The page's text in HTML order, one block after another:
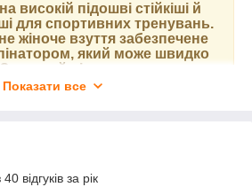
високій підошві стійкіші й
для спортивних тренувань.
жіноче взуття забезпечене
який може швидко
Зазвичай підошва
іноді зі сплаву
тому варто вибирати,
Показати все
відгуків за рік